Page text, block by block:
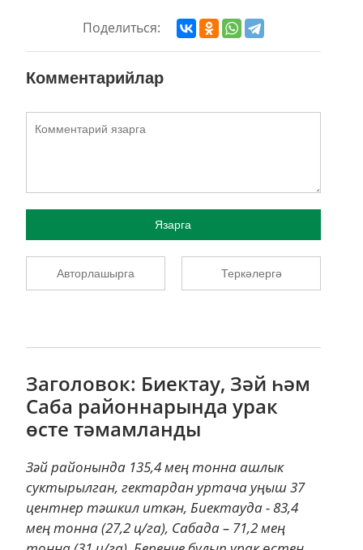
Поделиться:
Комментарийлар
Язарга
Авторлашырга Теркәлергә
Заголовок: Биектау, Зәй һәм
Саба районнарында урак
өсте тәмамланды
Зәй районында 135,4 мең тонна ашлык
суктырылган, гектардан уртача уңыш 37
центнер тәшкил иткән, Биектауда - 83,4
мең тонна (27,2 ц/га), Сабада – 71,2 мең